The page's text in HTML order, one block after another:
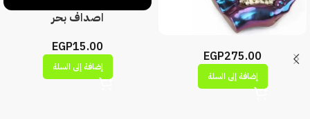
EGP275.00
إضافة إلى السلة
اصداف بحر
EGP15.00
إضافة إلى السلة